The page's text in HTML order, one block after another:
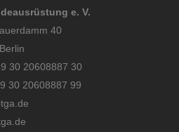
e. V.
40
30 20608887 30
30 20608887 99